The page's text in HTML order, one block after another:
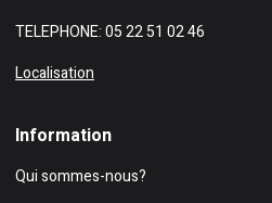
TELEPHONE: 05 22 51 02 46
Localisation
Information
Qui sommes-nous?